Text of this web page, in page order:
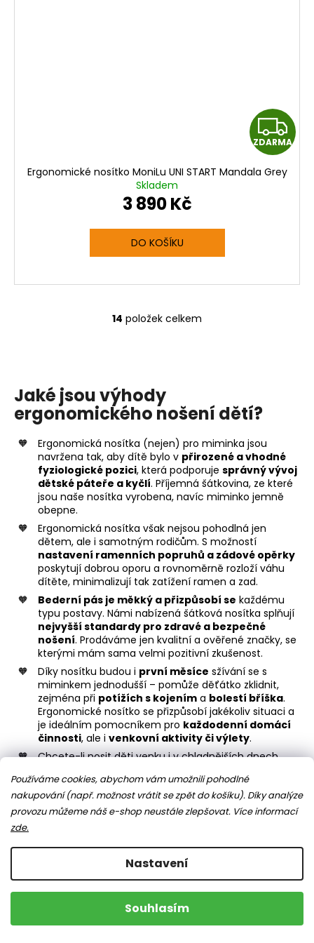
Používáme cookies, abychom vám umožnili pohodlné
nakupování (např. možnost vrátit se zpět do košíku). Díky analýze
provozu můžeme náš e-shop neustále zlepšovat. Více informací
zde.
Nastavení
Souhlasím
Z
D
ZDARMA
Ergonomické nosítko MoniLu UNI START Mandala Grey
Skladem
3 890 Kč
DO KOŠÍKU
O
d
a
c
p
r
v
k
v
ý
p
i
s
u
14 položek celkem
Jaké jsou výhody
ergonomického nošení dětí?
Ergonomická nosítka (nejen) pro miminka jsou
navržena tak, aby dítě bylo v přirozené a vhodné
fyziologické pozici, která podporuje správný vývoj
dětské páteře a kyčlí. Příjemná šátkovina, ze které
jsou naše nosítka vyrobena, navíc miminko jemně
obepne.
Ergonomická nosítka však nejsou pohodlná jen
dětem, ale i samotným rodičům. S možností
nastavení ramenních popruhů a zádové opěrky
poskytují dobrou oporu a rovnoměrně rozloží váhu
dítěte, minimalizují tak zatížení ramen a zad.
Bederní pás je měkký a přizpůsobí se každému
typu postavy. Námi nabízená šátková nosítka splňují
nejvyšší standardy pro zdravé a bezpečné
nošení. Prodáváme jen kvalitní a ověřené značky, se
kterými mám sama velmi pozitivní zkušenost.
Díky nosítku budou i první měsíce sžívání se s
miminkem jednodušší – pomůže děťátko zklidnit,
zejména při potížích s kojením a bolestí bříška.
Ergonomické nosítko se přizpůsobí jakékoliv situaci a
je ideálním pomocníkem pro každodenní domácí
činnosti, ale i venkovní aktivity či výlety.
Chcete-li nosit děti venku i v chladnějších dnech,
nosicí vsadky, které si jednoduše připnete do své
oblíbené bundy či mikiny. Díkykojicímu oblečení
bude i kojení v nosítku o něco snadnější. Máte ještě
vám pomůže se jich zbavit.